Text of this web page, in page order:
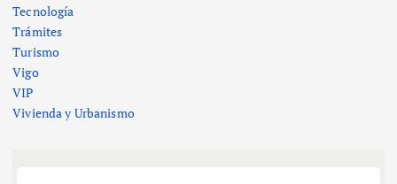
Tecnología
Trámites
Turismo
Vigo
VIP
Vivienda y Urbanismo